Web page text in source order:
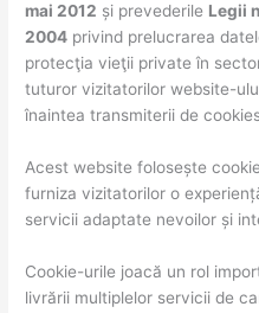
mai 2012 și prevederile Legii
2004 privind prelucrarea
protecţia vieţii private în
tuturor vizitatorilor website-
înaintea transmiterii de
Acest website folosește
furniza vizitatorilor o
servicii adaptate nevoilor și
Cookie-urile joacă un rol
livrării multiplelor servicii de